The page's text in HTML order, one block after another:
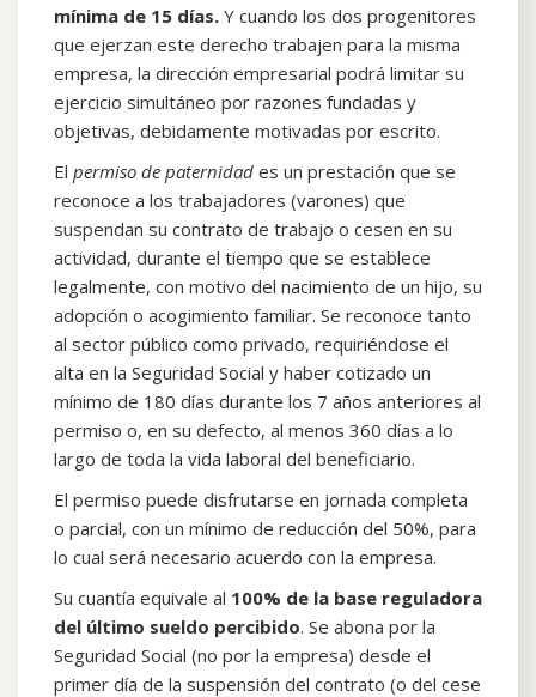
mínima de 15 días. Y cuando los dos progenitores
que ejerzan este derecho trabajen para la misma
empresa, la dirección empresarial podrá limitar su
ejercicio simultáneo por razones fundadas y
objetivas, debidamente motivadas por escrito.
El permiso de paternidad es un prestación que se
reconoce a los trabajadores (varones) que
suspendan su contrato de trabajo o cesen en su
actividad, durante el tiempo que se establece
legalmente, con motivo del nacimiento de un hijo, su
adopción o acogimiento familiar. Se reconoce tanto
al sector público como privado, requiriéndose el
alta en la Seguridad Social y haber cotizado un
mínimo de 180 días durante los 7 años anteriores al
permiso o, en su defecto, al menos 360 días a lo
largo de toda la vida laboral del beneficiario.
El permiso puede disfrutarse en jornada completa
o parcial, con un mínimo de reducción del 50%, para
lo cual será necesario acuerdo con la empresa.
Su cuantía equivale al 100% de la base reguladora
del último sueldo percibido. Se abona por la
Seguridad Social (no por la empresa) desde el
primer día de la suspensión del contrato (o del cese